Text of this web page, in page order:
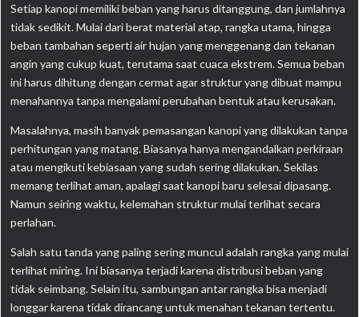
Setiap kanopi memiliki beban yang harus ditanggung, dan jumlahnya
tidak sedikit. Mulai dari berat material atap, rangka utama, hingga
beban tambahan seperti air hujan yang menggenang dan tekanan
angin yang cukup kuat, terutama saat cuaca ekstrem. Semua beban
ini harus dihitung dengan cermat agar struktur yang dibuat mampu
menahannya tanpa mengalami perubahan bentuk atau kerusakan.
Masalahnya, masih banyak pemasangan kanopi yang dilakukan tanpa
perhitungan yang matang. Biasanya hanya mengandalkan perkiraan
atau mengikuti kebiasaan yang sudah sering dilakukan. Sekilas
memang terlihat aman, apalagi saat kanopi baru selesai dipasang.
Namun seiring waktu, kelemahan struktur mulai terlihat secara
perlahan.
Salah satu tanda yang paling sering muncul adalah rangka yang mulai
terlihat miring. Ini biasanya terjadi karena distribusi beban yang
tidak seimbang. Selain itu, sambungan antar rangka bisa menjadi
longgar karena tidak dirancang untuk menahan tekanan tertentu.